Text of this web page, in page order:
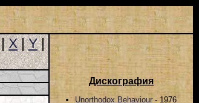
X|Y|
Дискография
Unorthodox Behaviour- 1976